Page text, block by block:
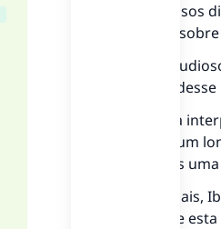
Os estudiosos
molhadas
Alguns
completo
Esta é uma
se passar um
ser lavadas
Além do mais,
(1/367) que